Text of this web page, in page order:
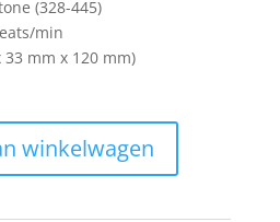
(328-445)
min
mm x 120 mm)
winkelwagen